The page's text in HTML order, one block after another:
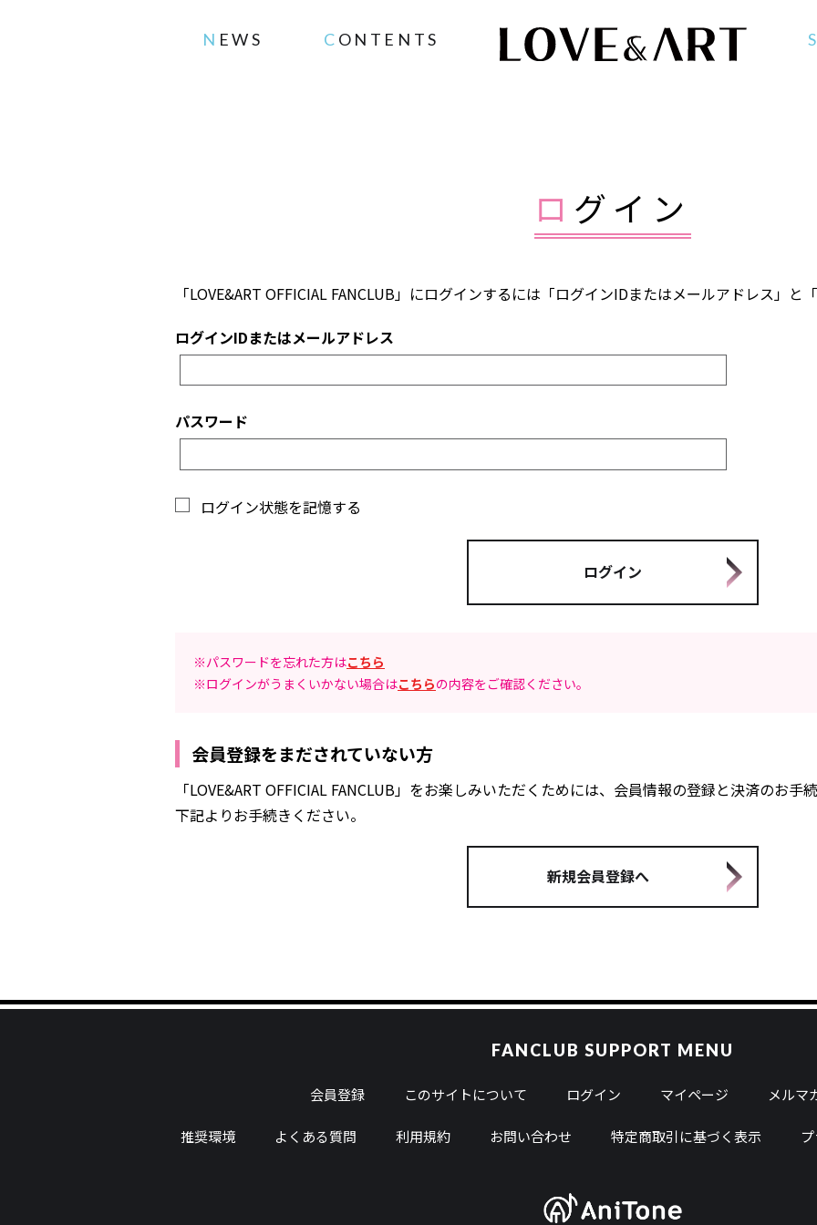
NEWS CONTENTS
ログイン
「LOVE&ART OFFICIAL FANCLUB」にログインするには「ログインIDまたはメールアドレス」と
ログインIDまたはメールアドレス
パスワード
ログイン状態を記憶する
※パスワードを忘れた方はこちら
※ログインがうまくいかない場合はこちらの内容をご確認ください。
会員登録をまだされていない方
「LOVE&ART OFFICIAL FANCLUB」をお楽しみいただくためには、会員情報の登録と決済のお手
下記よりお手続きください。
新規会員登録へ
FANCLUB SUPPORT MENU
会員登録 このサイトについて ログイン マイページ メルマ
推奨環境 よくある質問 利用規約 お問い合わせ 特定商取引に基づく表示